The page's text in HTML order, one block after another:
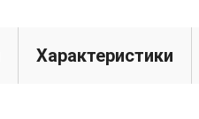
Характеристики